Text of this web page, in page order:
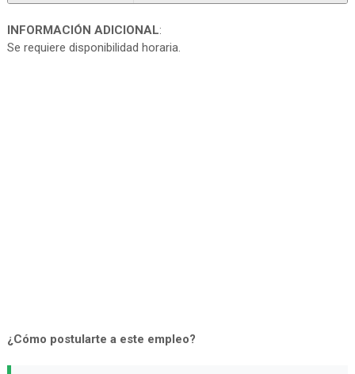
INFORMACIÓN ADICIONAL:
Se requiere disponibilidad horaria.
¿Cómo postularte a este empleo?